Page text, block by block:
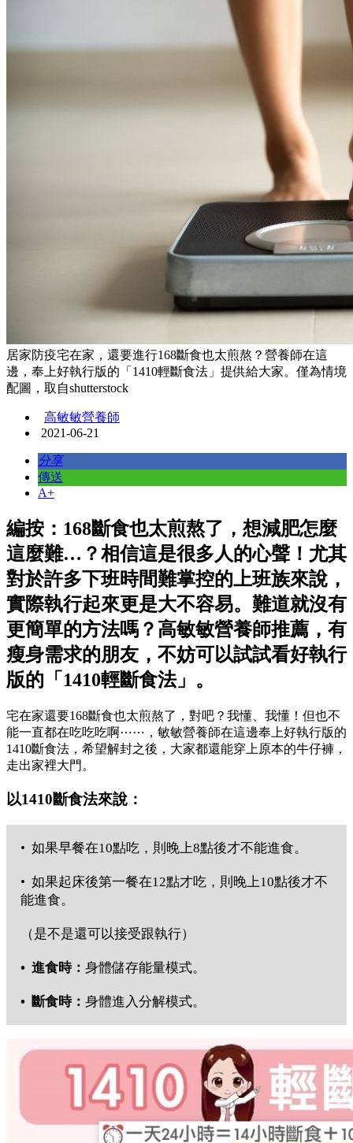
居家防疫宅在家，還要進行168斷食也太煎熬？營養師在這
邊，奉上好執行版的「1410輕斷食法」提供給大家。僅為情境
配圖，取自shutterstock
高敏敏營養師
2021-06-21
分享
傳送
A+
編按：168斷食也太煎熬了，想減肥怎麼
這麼難…？相信這是很多人的心聲！尤其
對於許多下班時間難掌控的上班族來說，
實際執行起來更是大不容易。難道就沒有
更簡單的方法嗎？高敏敏營養師推薦，有
瘦身需求的朋友，不妨可以試試看好執行
版的「1410輕斷食法」。
宅在家還要168斷食也太煎熬了，對吧？我懂、我懂！但也不
能一直都在吃吃吃啊⋯⋯，敏敏營養師在這邊奉上好執行版的
1410斷食法，希望解封之後，大家都還能穿上原本的牛仔褲，
走出家裡大門。
以1410斷食法來說：
• 如果早餐在10點吃，則晚上8點後才不能進食。
• 如果起床後第一餐在12點才吃，則晚上10點後才不
能進食。
（是不是還可以接受跟執行）
• 進食時： 身體儲存能量模式。
• 斷食時： 身體進入分解模式。